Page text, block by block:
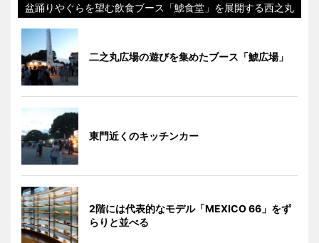
盆踊りやぐらを望む飲食ブース「鯱食堂」を展開する西之丸
二之丸広場の遊びを集めたブース「鯱広場」
東門近くのキッチンカー
2階には代表的なモデル「MEXICO 66」をず
らりと並べる